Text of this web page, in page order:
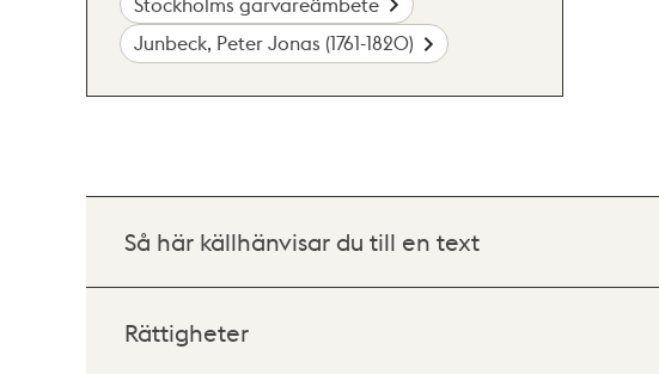
Junbeck, Peter Jonas (1761-1820)
Så här källhänvisar du till en text
Rättigheter